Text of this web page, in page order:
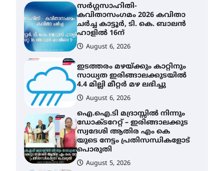
സർഗ്ഗസാഹിതി-
കവിതാസംഗമം 2026 കവിതാ
ചർച്ച കാട്ടൂർ, ടി. കെ. ബാലൻ
ഹാളിൽ 16ന്
August 6, 2026
ഇടത്തരം മഴയ്ക്കും കാറ്റിനും
സാധ്യത ഇരിങ്ങാലക്കുടയിൽ
4.4 മില്ലി മീറ്റർ മഴ ലഭിച്ചു
August 6, 2026
ഐ.ഐ.ടി മദ്രാസ്സിൽ നിന്നും
ഡോക്ടറേറ്റ് – ഇരിങ്ങാലക്കുട
സ്വദേശി ആതിര എം കെ
യുടെ നേട്ടം പ്രതിസന്ധികളോട്
പൊരുതി
August 5, 2026